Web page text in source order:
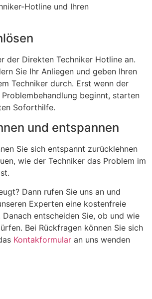
Hotline und Ihren
der Direkten Techniker Hotline an.
Sie Ihr Anliegen und geben Ihren
Techniker durch. Erst wenn der
beginnt, starten
Soforthilfe.
und entspannen
Sie sich entspannt zurücklehnen
wie der Techniker das Problem im
Dann rufen Sie uns an und
Experten eine kostenfreie
Danach entscheiden Sie, ob und wie
Bei Rückfragen können Sie sich
Kontakformular an uns wenden